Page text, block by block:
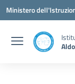
Vai ai contenuti
Vai al menu di
Vai al footer
Ministero